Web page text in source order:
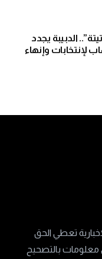
الدبيبة يجدد
لإنتخابات وإنهاء
تعطي الحق
معلومات بالتصحيح